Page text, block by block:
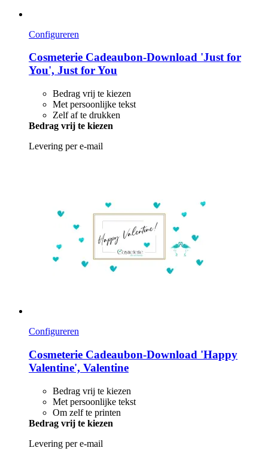
Configureren
Cosmeterie Cadeaubon-​Download 'Just for
You', Just for You
Bedrag vrij te kiezen
Met persoonlijke tekst
Zelf af te drukken
Bedrag vrij te kiezen
Levering per e-mail
Configureren
Cosmeterie Cadeaubon-​Download 'Happy
Valentine', Valentine
Bedrag vrij te kiezen
Met persoonlijke tekst
Om zelf te printen
Bedrag vrij te kiezen
Levering per e-mail